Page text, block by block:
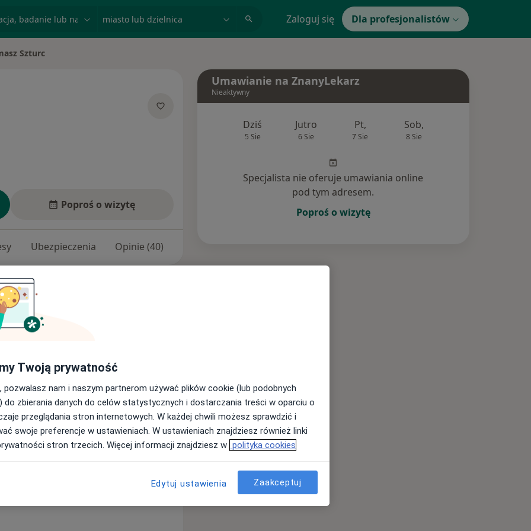
Zaloguj się Dla profesjonalistów
Szturc
Poproś o wizytę
Ubezpieczenia Opinie (40)
fizjoterapii, terapeutą NDT-
zmagających się z chorobami
oraz zaburzeniami napięcia
techniki rozluźniania mięśniowo-
Pomagam w doborze zaopatrzenia
Umawianie na ZnanyLekarz
Nieaktywny
Dziś
5 Sie
Jutro
6 Sie
Pt,
7 Sie
Sob,
8 Sie
Specjalista nie oferuje umawiania online
pod tym adresem.
Poproś o wizytę
Twoją prywatność
pozwalasz nam i naszym partnerom używać plików cookie (lub podobnych
do zbierania danych do celów statystycznych i dostarczania treści w oparciu o
przeglądania stron internetowych. W każdej chwili możesz sprawdzić i
swoje preferencje w ustawieniach. W ustawieniach znajdziesz również linki
stron trzecich. Więcej informacji znajdziesz w polityka cookies
Edytuj ustawienia Zaakceptuj